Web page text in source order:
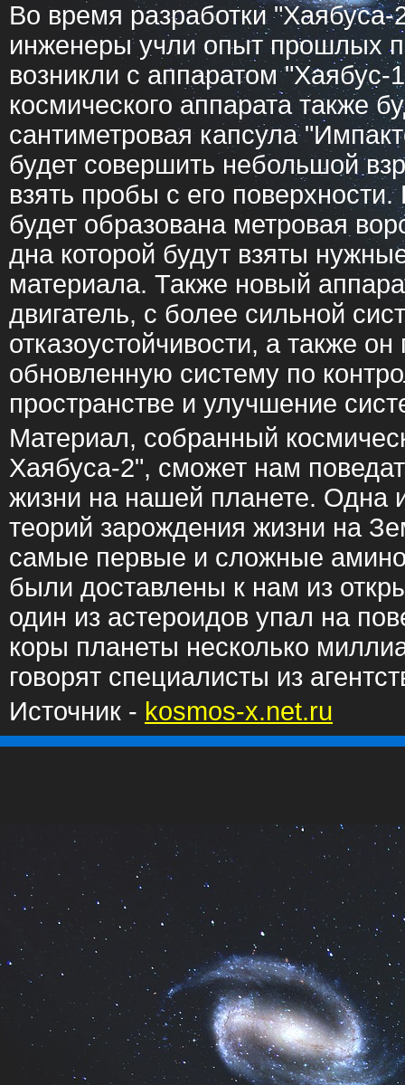
Во время разработки "Хаябуса-
инженеры учли опыт прошлых
возникли с аппаратом
космического аппарата также
сантиметровая капсула
будет совершить небольшой
взять пробы с его поверхности.
будет образована метровая
дна которой будут взяты
материала. Также новый
двигатель, с более сильной
отказоустойчивости, а также он
обновленную систему по
пространстве и улучшение
Материал, собранный
Хаябуса-2", сможет нам
жизни на нашей планете. Одна
теорий зарождения жизни на
самые первые и сложные
были доставлены к нам из
один из астероидов упал на
коры планеты несколько
говорят специалисты из
Источник - kosmos-x.net.ru